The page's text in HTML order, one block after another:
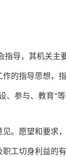
导，其机关主
的指导思想，指
参与、教育”等
。愿望和要求，
工切身利益的